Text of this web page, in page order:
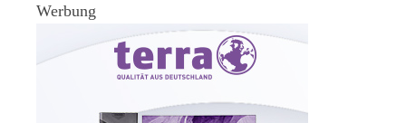
Werbung